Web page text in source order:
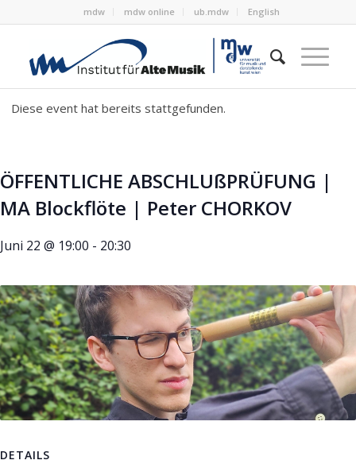
mdw mdw online ub.mdw English
Diese event hat bereits stattgefunden.
ÖFFENTLICHE ABSCHLUßPRÜFUNG |
MA Blockflöte | Peter CHORKOV
Juni 22 @ 19:00 - 20:30
DETAILS